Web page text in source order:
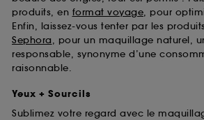
produits, en format voyage, pour
Enfin, laissez-vous tenter par les
Sephora, pour un maquillage naturel,
responsable, synonyme d’une
raisonnable.
Yeux + Sourcils
Sublimez votre regard avec le